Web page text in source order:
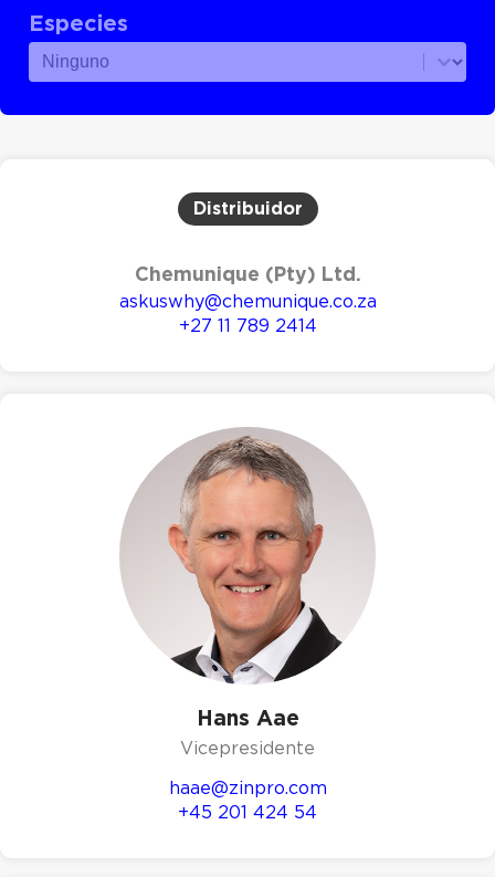
Especies
Especies
Especies
Distribuidor
Chemunique (Pty) Ltd.
askuswhy@chemunique.co.za
+27 11 789 2414
Hans Aae
Vicepresidente
haae@zinpro.com
+45 201 424 54